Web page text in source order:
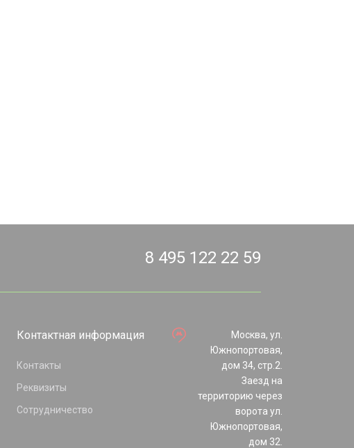
8 495 122 22 59
Контактная информация
Контакты
Реквизиты
Сотрудничество
Москва, ул.
Южнопортовая,
дом 34, стр.2.
Заезд на
территорию через
ворота ул.
Южнопортовая,
дом 32.